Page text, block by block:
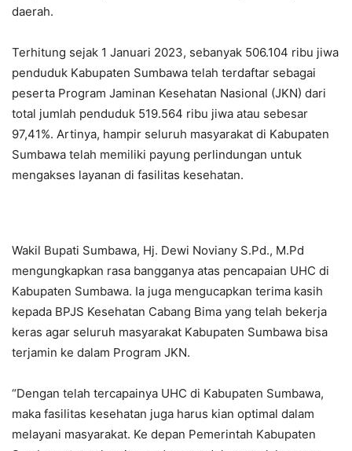
daerah.
Terhitung sejak 1 Januari 2023, sebanyak 506.104 ribu jiwa
penduduk Kabupaten Sumbawa telah terdaftar sebagai
peserta Program Jaminan Kesehatan Nasional (JKN) dari
total jumlah penduduk 519.564 ribu jiwa atau sebesar
97,41%. Artinya, hampir seluruh masyarakat di Kabupaten
Sumbawa telah memiliki payung perlindungan untuk
mengakses layanan di fasilitas kesehatan.
Wakil Bupati Sumbawa, Hj. Dewi Noviany S.Pd., M.Pd
mengungkapkan rasa bangganya atas pencapaian UHC di
Kabupaten Sumbawa. Ia juga mengucapkan terima kasih
kepada BPJS Kesehatan Cabang Bima yang telah bekerja
keras agar seluruh masyarakat Kabupaten Sumbawa bisa
terjamin ke dalam Program JKN.
“Dengan telah tercapainya UHC di Kabupaten Sumbawa,
maka fasilitas kesehatan juga harus kian optimal dalam
melayani masyarakat. Ke depan Pemerintah Kabupaten